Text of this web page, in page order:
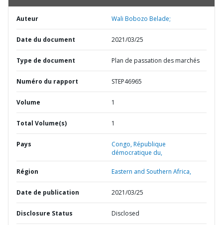
Auteur Wali Bobozo Belade;
Date du document 2021/03/25
Type de document Plan de passation des marchés
Numéro du rapport STEP46965
Volume 1
Total Volume(s) 1
Pays Congo,République
démocratique du,
Région Eastern and Southern Africa,
Date de publication 2021/03/25
Disclosure Status Disclosed